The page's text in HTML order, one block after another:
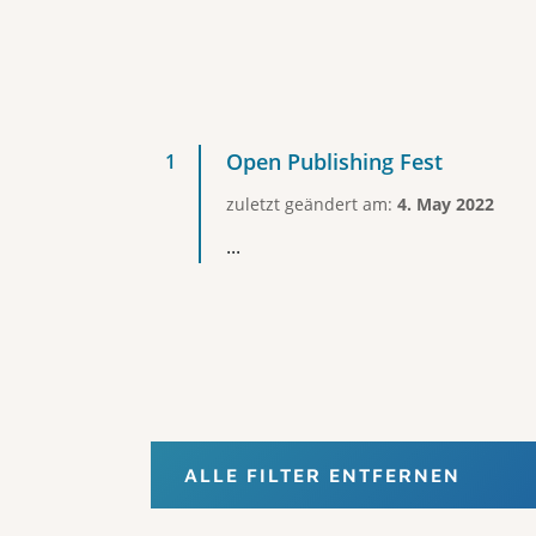
Open Publishing Fest
zuletzt geändert am: 4. May 2022
...
ALLE FILTER ENTFERNEN